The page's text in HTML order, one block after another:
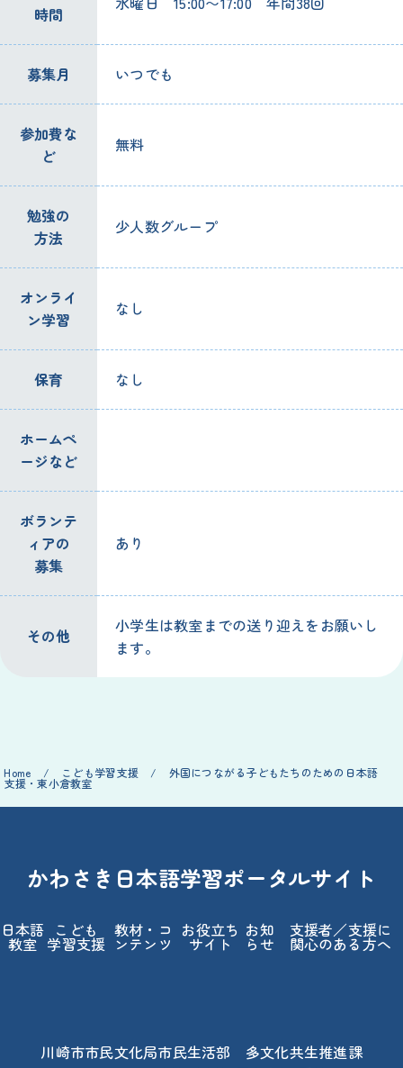
時間
募集月 いつでも
参加費な
ど
無料
勉強の
方法
少人数グループ
オンライ
ン学習
なし
保育 なし
ホームペ
ージなど
ボランテ
ィアの
募集
あり
その他 小学生は教室までの送 り迎えをお願いし
ます。
Home / こども学習支援 / 外国につながる子 どもたちのための 日本語
支援・東小倉教室
かわさき 日本語学習ポータルサイト
日本語
教室
こども
学習支援
教材 ・コ
ンテンツ
お役立ち
サイト
お知
らせ
支援者／支援に
関心のある方へ
川崎市市民文化局市民生活部 多文化共生推進課